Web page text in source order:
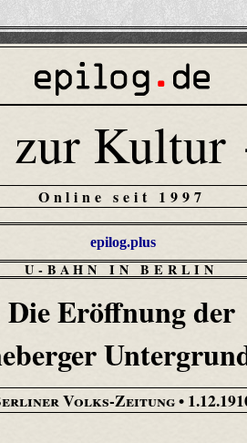
zur Kultur
Online seit 1997
epilog.plus
U-BAHN IN BERLIN
Die Eröffnung der
Volks-Zeitung•